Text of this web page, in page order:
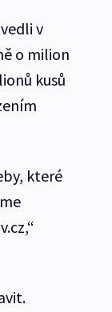
v
o milion
kusů
které